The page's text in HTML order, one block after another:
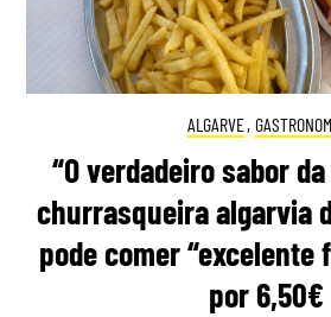
ALGARVE,
“O verdadeiro sabor
churrasqueira algarvia
pode comer “excelente
por 6,50€